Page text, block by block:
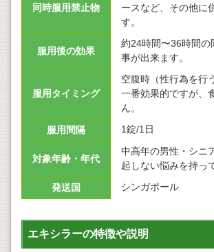
同時服用禁止物
ースなど、その他に
す。
服用後の効果
約24時間〜36時間の
事が出来ます。
服用タイミング
空腹時（性行為を行
一番効果的ですが、
ん。
服用間隔
1錠/1日
対象年齢・年代
中高年の男性・シニ
起しない悩みを持っ
発送国
シンガポール
エキシラーの特徴や説明